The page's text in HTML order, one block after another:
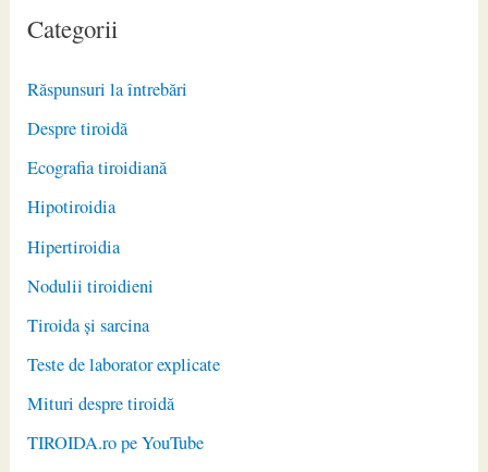
Categorii
Răspunsuri la întrebări
Despre tiroidă
Ecografia tiroidiană
Hipotiroidia
Hipertiroidia
Nodulii tiroidieni
Tiroida și sarcina
Teste de laborator explicate
Mituri despre tiroidă
TIROIDA.ro pe YouTube